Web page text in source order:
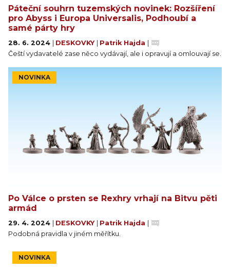
Páteční souhrn tuzemských novinek: Rozšíření
pro Abyss i Europa Universalis, Podhoubí a
samé párty hry
28. 6. 2024 DESKOVKY Patrik Hajda
Čeští vydavatelé zase něco vydávají, ale i opravují a omlouvají se.
NOVINKA
Po Válce o prsten se Rexhry vrhají na Bitvu pěti
armád
29. 4. 2024 DESKOVKY Patrik Hajda
Podobná pravidla v jiném měřítku.
NOVINKA